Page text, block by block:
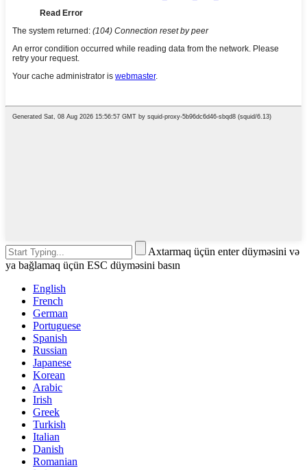
Axtarmaq üçün enter düyməsini və
ya bağlamaq üçün ESC düyməsini basın
English
French
German
Portuguese
Spanish
Russian
Japanese
Korean
Arabic
Irish
Greek
Turkish
Italian
Danish
Romanian